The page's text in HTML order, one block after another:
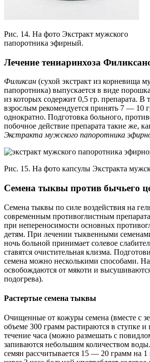
Рис. 14. На фото Экстракт мужского
папоротника эфирный.
Лечение тениаринхоза
Филиксан (сухой экстракт из корневища
папоротника) выпускается в виде
из которых содержит 0,5 гр. препарата. В
взрослым рекомендуется принять 7 — 10
однократно. Подготовка больного,
побочное действие препарата такие же,
Экстракта мужского папоротника
Рис. 15. На фото капсулы Экстракта
Семена тыквы против бычьего
Семена тыквы по силе воздействия на
современным противоглистным
при непереносимости основных
детям. При лечении тыквенными
ночь больной принимает солевое
ставятся очистительная клизма.
семена можно несколькими способами.
освобождаются от мякоти и
подогрева).
Растертые семена тыквы
Очищенные от кожуры семена (вместе с
объеме 300 грамм растираются в ступке
течение часа (можно размешать с
запиваются небольшим количеством
семян рассчитывается 15 — 20 грамм на